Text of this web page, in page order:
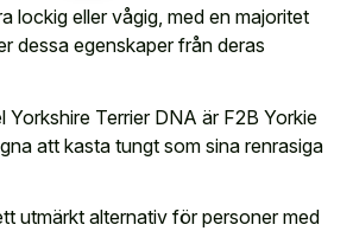
lockig eller vågig, med en majoritet
dessa egenskaper från deras
Yorkshire Terrier DNA är F2B Yorkie
att kasta tungt som sina renrasiga
utmärkt alternativ för personer med